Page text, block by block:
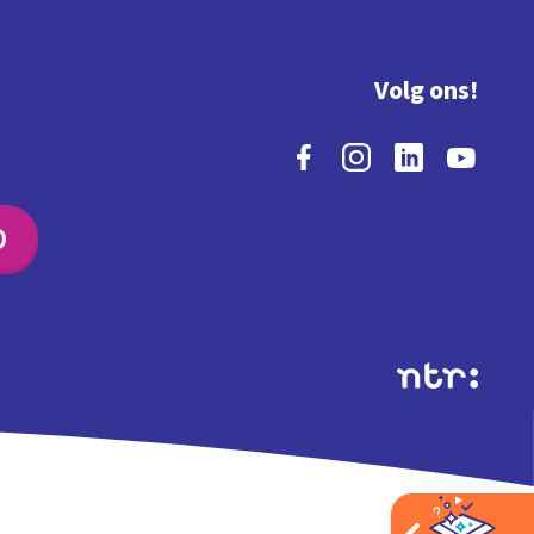
Volg ons!
Extra's